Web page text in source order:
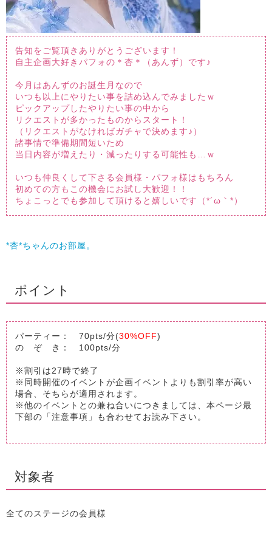
告知をご覧頂きありがとうございます！
自主企画大好きパフォの＊杏＊（あんず）です♪
今月はあんずのお誕生月なので
いつも以上にやりたい事を詰め込んでみましたｗ
ピックアップしたやりたい事の中から
リクエストが多かったものからスタート！
（リクエストがなければガチャで決めます♪）
諸事情で準備期間短いため
当日内容が増えたり・減ったりする可能性も…ｗ
いつも仲良くして下さる会員様・パフォ様はもちろん
初めての方もこの機会にお試し大歓迎！！
ちょこっとでも参加して頂けると嬉しいです（*´ω｀*）
*杏*ちゃんのお部屋。
ポイント
パーティー： 70pts/分(30%OFF)
の ぞ き： 100pts/分
※割引は27時で終了
※同時開催のイベントが企画イベントよりも割引率が高い
場合、そちらが適用されます。
※他のイベントとの兼ね合いにつきましては、本ページ最
下部の「注意事項」も合わせてお読み下さい。
対象者
全てのステージの会員様